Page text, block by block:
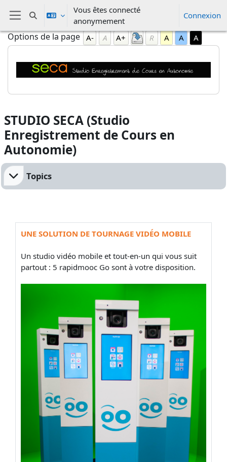
Passer au contenu principal
Panneau latéral
Activer/désactiver la saisie de recherche
Vous êtes connecté
anonymement
Connexion
Blocs
Passer Options de la page
Options de la page A- A A+ R A A A
Blocs
STUDIO SECA (Studio
Enregistrement de Cours en
Autonomie)
Résumé de section
Topics
UNE SOLUTION DE TOURNAGE VIDÉO MOBILE
Un studio vidéo mobile et tout-en-un qui vous suit
partout : 5 rapidmooc Go sont à votre disposition.